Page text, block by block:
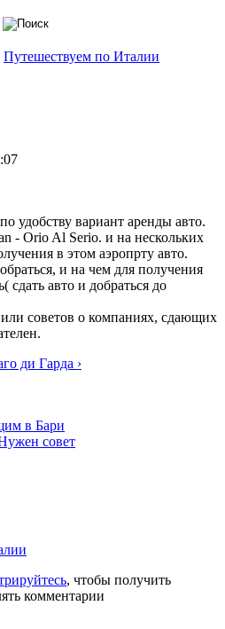
Путешествуем по Италии
удобству вариант аренды авто.
- Orio Al Serio. и на нескольких
в этом аэропрту авто.
и на чем для получения
сдать авто и добраться до
советов о компаниях, сдающих
ди Гарда ›
в Бари
совет
, чтобы получить
комментарии